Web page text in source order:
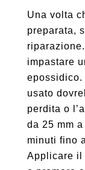
Una volta
preparata,
impastare
usato
perdita o
da 25 mm
minuti fino
Applicare il